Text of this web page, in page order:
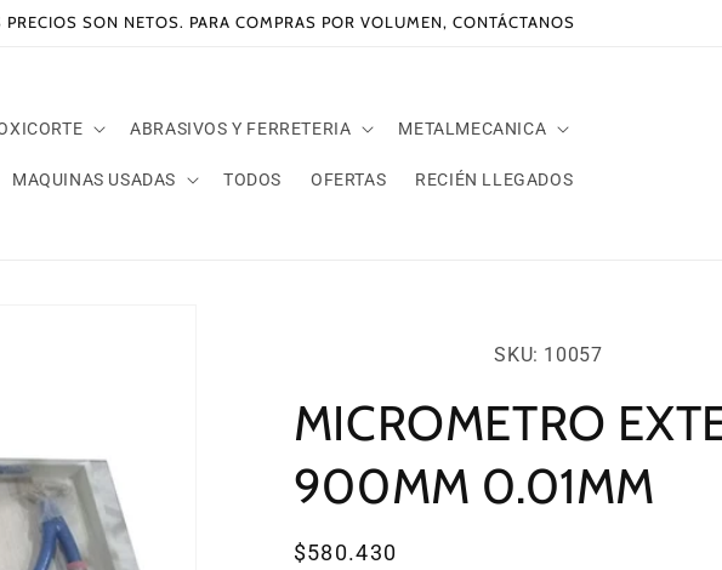
PRECIOS SON NETOS. PARA COMPRAS POR VOLUMEN, CONTÁCTANOS
ABRASIVOS Y FERRETERIA METALMECANICA
MAQUINAS USADAS TODOS OFERTAS RECIÉN LLEGADOS
SKU: 10057
MICROMETRO
900MM 0.01MM
Precio
$580.430